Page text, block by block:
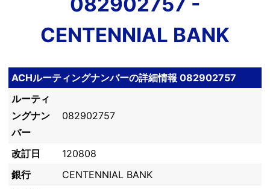
CENTENNIAL BANK
ACHルーティングナンバーの詳細情報 082902757
ルーティ
ングナン
バー
082902757
改訂日
120808
銀行
CENTENNIAL BANK